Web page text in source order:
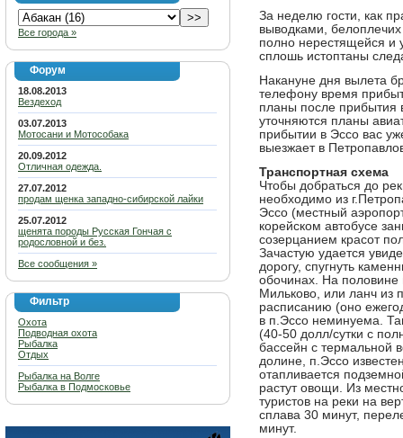
Все города »
Форум
18.08.2013
Вездеход
03.07.2013
Мотосани и Мотособака
20.09.2012
Отличная одежда.
27.07.2012
продам щенка западно-сибирской лайки
25.07.2012
щенята породы Русская Гончая с
родословной и без.
Все сообщения »
Фильтр
Охота
Подводная охота
Рыбалка
Отдых
Рыбалка на Волге
Рыбалка в Подмосковье
За неделю гости, как
выводками,
полно нерестящейся и
сплошь истоптаны
Накануне дня вылета
телефону время
планы после прибытия
уточняются планы
прибытии в Эссо вас
выезжает в
Транспортная схема
Чтобы добраться до
необходимо из
Эссо (местный
корейском автобусе
созерцанием красот
Зачастую удается
дорогу, спугнуть
обочинах. На половине
Мильково, или ланч из
расписанию (оно
в п.Эссо неминуема.
(40-50 долл/сутки с
бассейн с термальной
долине, п.Эссо
отапливается
растут овощи. Из
туристов на реки на
сплава 30 минут,
минут.